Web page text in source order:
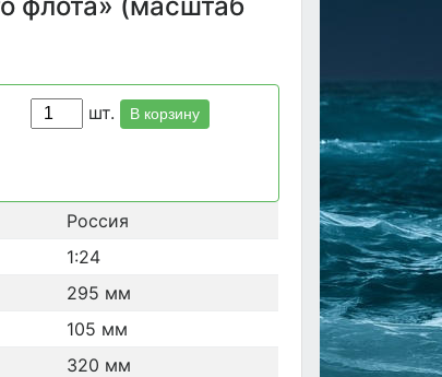
шт. В корзину
Россия
1:24
295 мм
105 мм
320 мм